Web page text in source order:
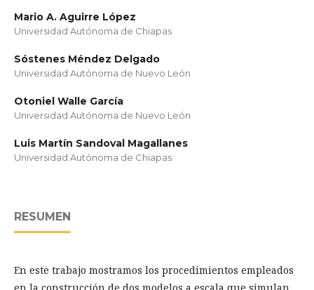
Mario A. Aguirre López
Universidad Autónoma de Chiapas
Sóstenes Méndez Delgado
Universidad Autónoma de Nuevo León
Otoniel Walle García
Universidad Autónoma de Nuevo León
Luis Martín Sandoval Magallanes
Universidad Autónoma de Chiapas
RESUMEN
En este trabajo mostramos los procedimientos empleados